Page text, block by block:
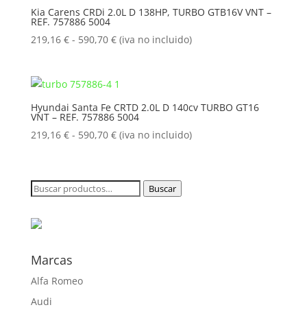
219,16 €
590,70 €
Kia Carens CRDi 2.0L D 138HP, TURBO GTB16V VNT –
REF. 757886 5004
219,16 € - 590,70 €Rango
desde
219,16 €
hasta
590,70 €
(iva no incluido)
Hyundai Santa Fe CRTD 2.0L D 140cv TURBO GT16
VNT – REF. 757886 5004
219,16 € - 590,70 €Rango
desde
219,16 €
(iva no incluido)
Buscar
Buscar
Marcas
Alfa Romeo
Audi